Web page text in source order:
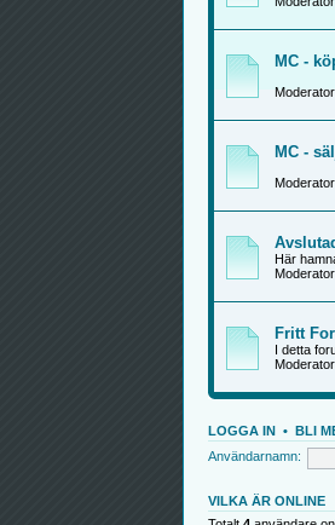
MC -
MC -
Här
Fritt
I detta
LOGGA IN• BLI
Användarnamn:
VILKA ÄR ONLINE